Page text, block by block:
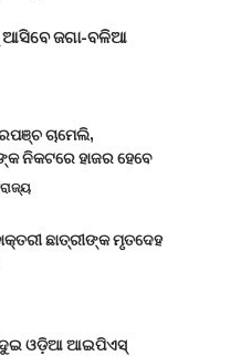
ଜଗା-ବଳିଆ
ଚାମେଲି,
ନିକଟରେ ହାଜର ହେବେ
ରାଜ୍ୟ
ଛାତ୍ରୀଙ୍କ ମୃତଦେହ
ଦୁଇ ଓଡ଼ିଆ ଆଇପିଏସ୍